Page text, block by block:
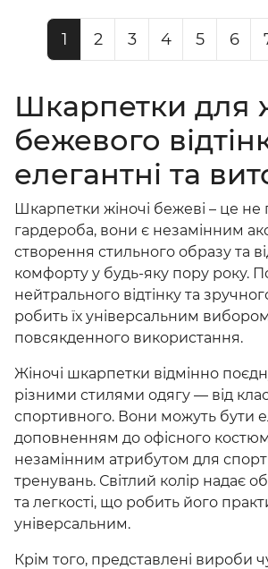
1 2 3 4 5 6
Шкарпетки для
бежевого
елегантні та
Шкарпетки жіночі бежеві – це не
гардероба, вони є незамінним
створення стильного образу та
комфорту у будь-яку пору року.
нейтрального відтінку та
робить їх універсальним
повсякденного використання.
Жіночі шкарпетки відмінно
різними стилями одягу — від
спортивного. Вони можуть бути
доповненням до офісного
незамінним атрибутом для
тренувань. Світлий колір надає
та легкості, що робить його
універсальним.
Крім того, представлені вироби